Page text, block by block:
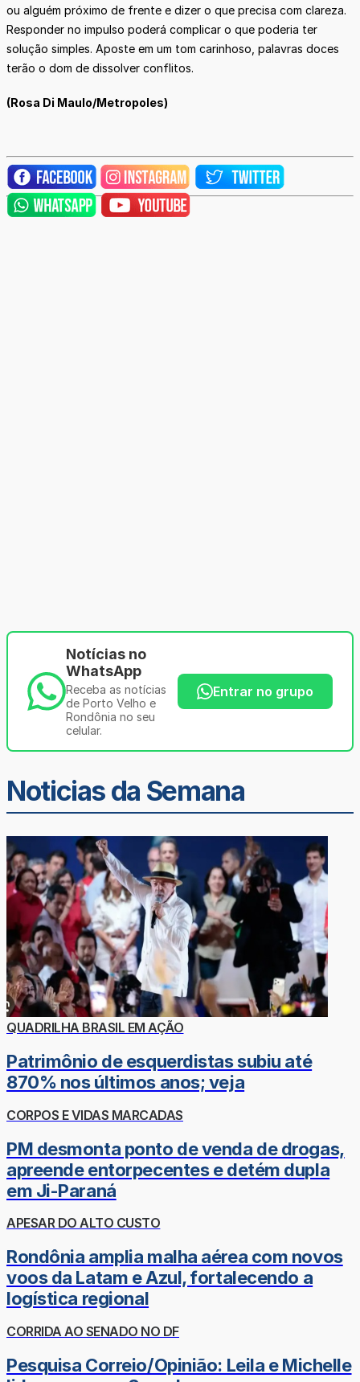
ou alguém próximo de frente e dizer o que precisa com clareza.
Responder no impulso poderá complicar o que poderia ter
solução simples. Aposte em um tom carinhoso, palavras doces
terão o dom de dissolver conflitos.
(Rosa Di Maulo/Metropoles)
Notícias no
WhatsApp
Receba as notícias
de Porto Velho e
Rondônia no seu
celular.
Entrar no grupo
Noticias da Semana
QUADRILHA BRASIL EM AÇÃO
Patrimônio de esquerdistas subiu até
870% nos últimos anos; veja
CORPOS E VIDAS MARCADAS
PM desmonta ponto de venda de drogas,
apreende entorpecentes e detém dupla
em Ji-Paraná
APESAR DO ALTO CUSTO
Rondônia amplia malha aérea com novos
voos da Latam e Azul, fortalecendo a
logística regional
CORRIDA AO SENADO NO DF
Pesquisa Correio/Opinião: Leila e Michelle